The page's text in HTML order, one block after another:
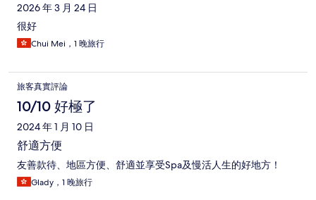
2026 年 3 月 24 日
很好
Chui Mei，1 晚旅行
旅客真實評論
10/10 好極了
2024 年 1 月 10 日
舒適方便
友善款待、地區方便、舒適並享受Spa及慢活人生的好地方！
Glady，1 晚旅行